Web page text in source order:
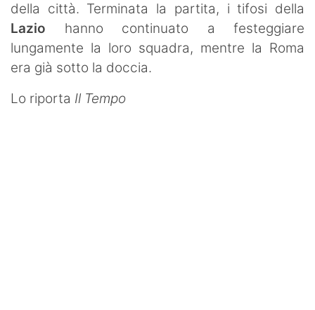
della città. Terminata la partita, i tifosi della
Lazio hanno continuato a festeggiare
lungamente la loro squadra, mentre la Roma
era già sotto la doccia.
Lo riporta Il Tempo